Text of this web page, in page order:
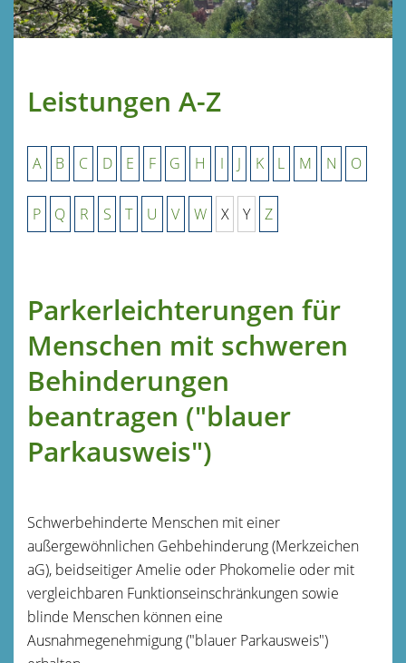
Leistungen A-Z
A B C D E F G H I J K L M N O
P Q R S T U V W X Y Z
Parkerleichterungen für
Menschen mit schweren
Behinderungen
beantragen ("blauer
Parkausweis")
Schwerbehinderte Menschen mit einer
außergewöhnlichen Gehbehinderung (Merkzeichen
aG), beidseitiger Amelie oder Phokomelie oder mit
vergleichbaren Funktionseinschränkungen sowie
blinde Menschen können eine
Ausnahmegenehmigung ("blauer Parkausweis")